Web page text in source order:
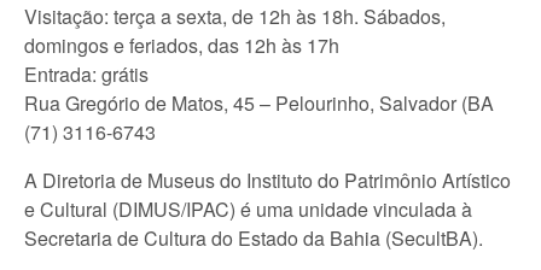
Visitação: terça a sexta, de 12h às 18h. Sábados,
domingos e feriados, das 12h às 17h
Entrada: grátis
Rua Gregório de Matos, 45 – Pelourinho, Salvador (BA
(71) 3116-6743
A Diretoria de Museus do Instituto do Patrimônio Artístico
e Cultural (DIMUS/IPAC) é uma unidade vinculada à
Secretaria de Cultura do Estado da Bahia (SecultBA).